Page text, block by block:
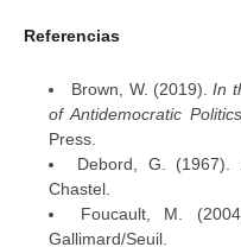
Referencias
Brown, W. (2019).In
of Antidemocratic
Press.
Debord, G. (1967).
Chastel.
Foucault, M.
Gallimard/Seuil.